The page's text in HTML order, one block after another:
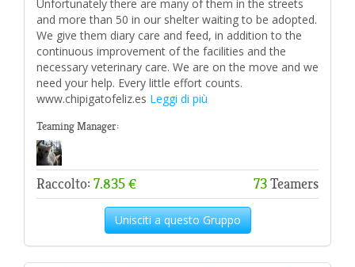
Unfortunately there are many of them in the streets
and more than 50 in our shelter waiting to be adopted.
We give them diary care and feed, in addition to the
continuous improvement of the facilities and the
necessary veterinary care. We are on the move and we
need your help. Every little effort counts.
www.chipigatofeliz.es Leggi di più
Teaming Manager:
Raccolto: 7.835 € 73Teamers
Unisciti a questo Gruppo